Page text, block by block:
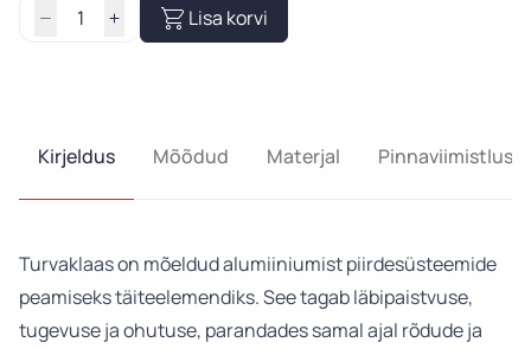
Lisa korvi
Kirjeldus Mõõdud Materjal Pinnaviimistlus
Turvaklaas on mõeldud alumiiniumist piirdesüsteemide
peamiseks täiteelemendiks. See tagab läbipaistvuse,
tugevuse ja ohutuse, parandades samal ajal rõdude ja